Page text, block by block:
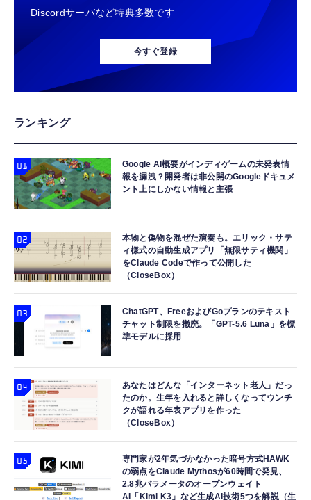
Discordサーバなど特典多数です
今すぐ登録
ランキング
Google AI概要がインディゲームの未発表情
報を漏洩？開発者は非公開のGoogleドキュメ
ント上にしかない情報と主張
本物と偽物を混ぜた演奏も。エリック・サテ
ィ様式の自動生成アプリ「無限サティ機関」
をClaude Codeで作って公開した
（CloseBox）
ChatGPT、FreeおよびGoプランのテキスト
チャット制限を撤廃。「GPT-5.6 Luna」を標
準モデルに採用
あなたはどんな「インターネット老人」だっ
たのか。生年を入れると詳しくなってウンチ
クが語れる年表アプリを作った
（CloseBox）
専門家が2年気づかなかった暗号方式HAWK
の弱点をClaude Mythosが60時間で発見、
2.8兆パラメータのオープンウェイト
AI「Kimi K3」など生成AI技術5つを解説（生